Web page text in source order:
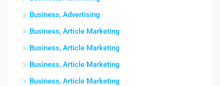
Business, Advertising
Business, Article Marketing
Business, Article Marketing
Business, Article Marketing
Business, Article Marketing